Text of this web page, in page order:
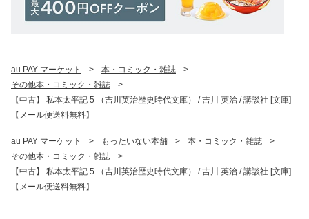
au PAY マーケット > 本・コミック・雑誌
>
その他本・コミック・雑誌
>
【中古】 私本太平記 5 （吉川英治歴史時代文庫） / 吉川 英治 / 講談社 [文庫]
【メール便送料無料】
au PAY マーケット > もったいない本舗 > 本・コミック・雑誌
>
その他本・コミック・雑誌
>
【中古】 私本太平記 5 （吉川英治歴史時代文庫） / 吉川 英治 / 講談社 [文庫]
【メール便送料無料】